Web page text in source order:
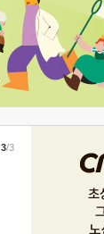
3/3